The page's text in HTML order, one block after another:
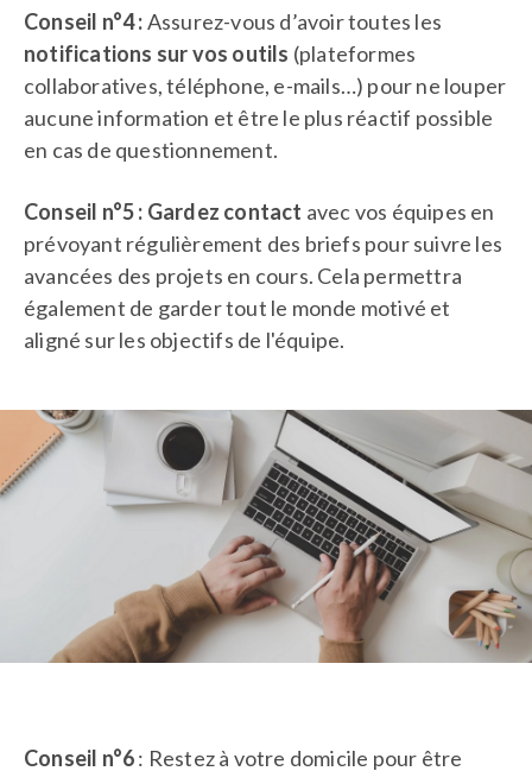
Conseil n°4 :Assurez-vous d’avoir toutes les
notifications sur vos outils (plateformes
collaboratives, téléphone, e-mails…) pour ne louper
aucune information et être le plus réactif possible
en cas de questionnement.
Conseil n°5 : Gardez contact avec vos équipes en
prévoyant régulièrement des briefs pour suivre les
avancées des projets en cours. Cela permettra
également de garder tout le monde motivé et
aligné sur les objectifs de l'équipe.
Conseil n°6: Restez à votre domicile pour être